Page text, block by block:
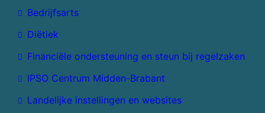
Bedrijfsarts
Diëtiek
Financiële ondersteuning en steun bij regelzaken
IPSO Centrum Midden-Brabant
Landelijke instellingen en websites